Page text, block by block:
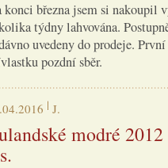
konci března jsem si nakoupil
týdny lahvována.
uvedeny do prodeje.
pozdní sběr.
J.
modré